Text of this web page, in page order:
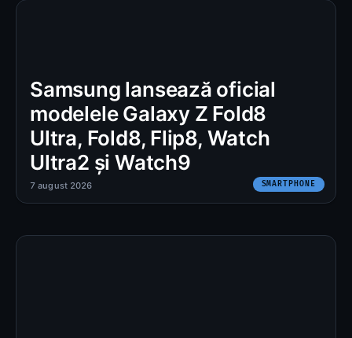
Samsung lansează oficial
modelele Galaxy Z Fold8
Ultra, Fold8, Flip8, Watch
Ultra2 și Watch9
SMARTPHONE
7 august 2026